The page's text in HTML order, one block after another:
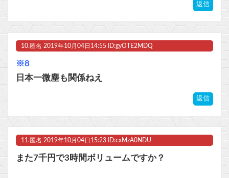
返信
10. 匿名 2019年10月04日14:55 ID:gyOTE2MDQ
※8
日本一微塵も関係ねえ
返信
11. 匿名 2019年10月04日15:23 ID:cxMzA0NDU
また7千円で3時間ボリュームですか？